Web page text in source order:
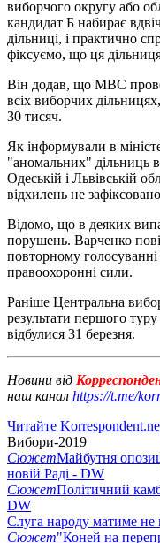
виборчого округу або
кандидат Б набирає
дільниці, і практично
фіксуємо, що ця
Він додав, що МВС
всіх виборчих
30 тисяч.
Як інформували в
"аномальних" дільниць
Одеській і Львівській
відхилень не
Відомо, що в деяких
порушень. Варченко
повторному голосуванні
правоохоронні сили.
Раніше Центральна
результати першого
відбулися 31 березня.
Новини від
наш канал https://t.me/
Читайте
Вибори-2019
СюжетМайбутня
новій Раді - DW
СюжетПолітичний
DW
Слуга народу матиме не
Сюжет"Коней на